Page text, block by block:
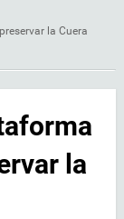
la Cuera
la